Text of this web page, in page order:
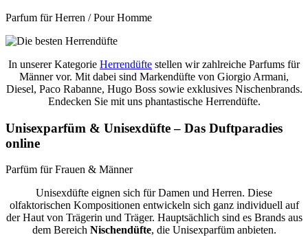
Parfum für Herren / Pour Homme
In unserer Kategorie Herrendüfte stellen wir zahlreiche Parfums für
Männer vor. Mit dabei sind Markendüfte von Giorgio Armani,
Diesel, Paco Rabanne, Hugo Boss sowie exklusives Nischenbrands.
Endecken Sie mit uns phantastische Herrendüfte.
Unisexparfüm & Unisexdüfte – Das Duftparadies
online
Parfüm für Frauen & Männer
Unisexdüfte eignen sich für Damen und Herren. Diese
olfaktorischen Kompositionen entwickeln sich ganz individuell auf
der Haut von Trägerin und Träger. Hauptsächlich sind es Brands aus
dem Bereich Nischendüfte, die Unisexparfüm anbieten.